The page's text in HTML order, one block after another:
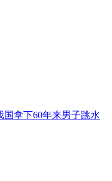
国拿下60年来男子跳水